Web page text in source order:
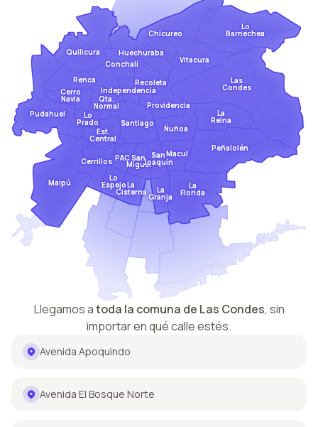
Chicureo
Maipú
Cerrillos
Est.
Central
Pudahuel Lo
Prado
Cerro
Navia
Santiago
Renca
Qta.
Normal
Recoleta
Independencia
Quilicura
Conchalí
La
Cisterna
Lo
Espejo
PACSan
Miguel
La
Granja
San
Joaquín
Providencia
Ñuñoa
La
Reina
Macul
La
Florida
Peñalolén
Las
Condes
Vitacura
Lo
Barnechea
Huechuraba
Llegamos atoda la comuna de Las Condes, sin
importar en qué calle estés.
Avenida Apoquindo
Avenida El Bosque Norte